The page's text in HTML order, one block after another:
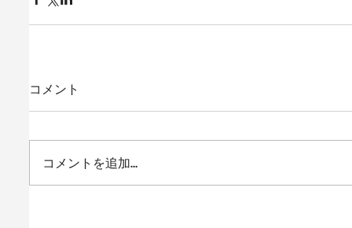
コメント
コメントを追加…